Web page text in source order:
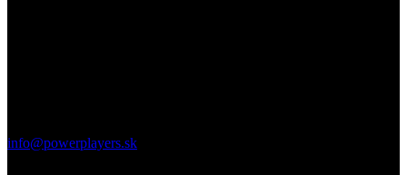
info@powerplayers.sk